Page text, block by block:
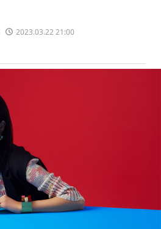
2023.03.22 21:00